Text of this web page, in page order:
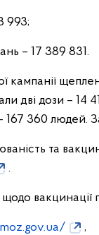
993;
– 17 389 831.
кампанії
дві дози – 14
167 360 людей.
та
.
вакцинації
,